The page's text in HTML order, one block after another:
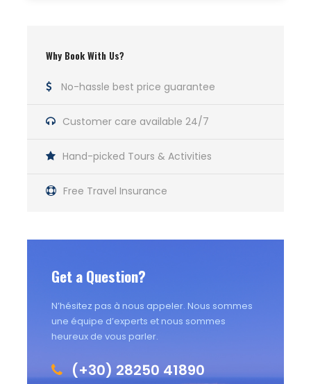
Why Book With Us?
No-hassle best price guarantee
Customer care available 24/7
Hand-picked Tours & Activities
Free Travel Insurance
Get a Question?
N’hésitez pas à nous appeler. Nous sommes
une équipe d’experts et nous sommes
heureux de vous parler.
(+30) 28250 41890